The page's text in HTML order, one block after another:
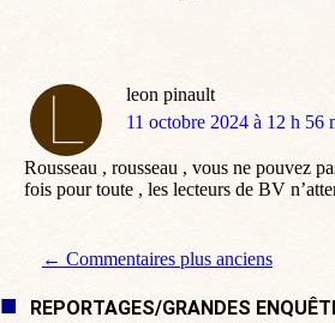
leon pinault
dit
11 octobre 2024 à 12 h 56
Rousseau , rousseau , vous ne pouvez
fois pour toute , les lecteurs de BV
Navigation de commentaire
← Commentaires plus anciens
REPORTAGES/GRANDES